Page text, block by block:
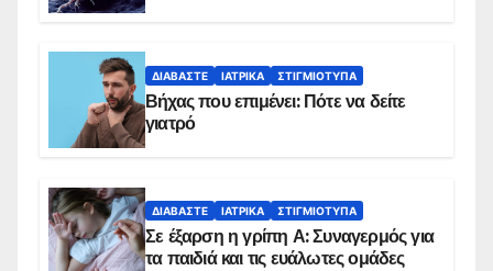
ΔΙΑΒΆΣΤΕ ΙΑΤΡΙΚΆ ΣΤΙΓΜΙΌΤΥΠΑ
Βήχας που επιμένει: Πότε να δείτε
γιατρό
ΔΙΑΒΆΣΤΕ ΙΑΤΡΙΚΆ ΣΤΙΓΜΙΌΤΥΠΑ
Σε έξαρση η γρίπη Α: Συναγερμός για
τα παιδιά και τις ευάλωτες ομάδες